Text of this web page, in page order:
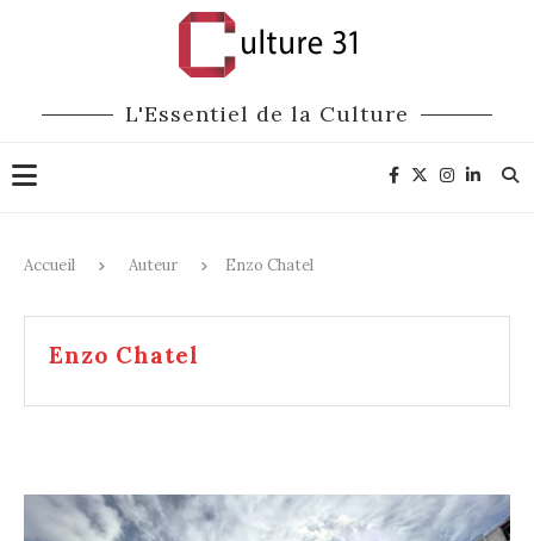
L'Essentiel de la Culture
Accueil Auteur Enzo Chatel
Enzo Chatel